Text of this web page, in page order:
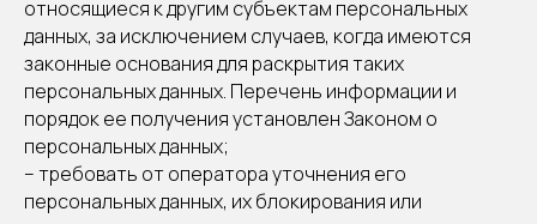
относящиеся к другим субъектам персональных
данных, за исключением случаев, когда имеются
законные основания для раскрытия таких
персональных данных. Перечень информации и
порядок ее получения установлен Законом о
персональных данных;
– требовать от оператора уточнения его
персональных данных, их блокирования или